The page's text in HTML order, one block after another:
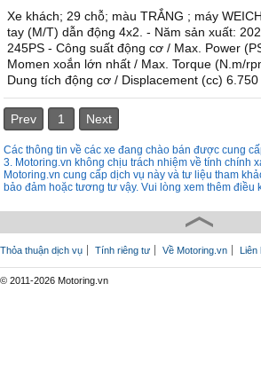
Xe khách; 29 chỗ; màu TRẮNG ; máy
tay (M/T) dẫn động 4x2. - Năm sản xuất:
245PS - Công suất động cơ / Max. Power
Momen xoắn lớn nhất / Max. Torque (N.m/
Dung tích động cơ / Displacement (cc) 6.750
Prev 1 Next
Các thông tin về các xe đang chào bán được cung
3. Motoring.vn không chịu trách nhiệm về tính chính
Motoring.vn cung cấp dịch vụ này và tư liệu tham
bảo đảm hoặc tương tư vậy. Vui lòng xem thêm điều
Thỏa thuận dịch vụ Tính riêng tư Về Motoring.vn Liên
© 2011-2026 Motoring.vn